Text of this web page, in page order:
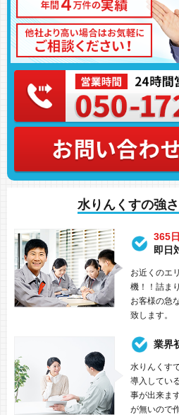
水りんくすの強
365
即日
お近くのエ
機！！詰ま
お客様の急
致します。
業界
水りんくす
導入してい
事が出来ま
が無いので